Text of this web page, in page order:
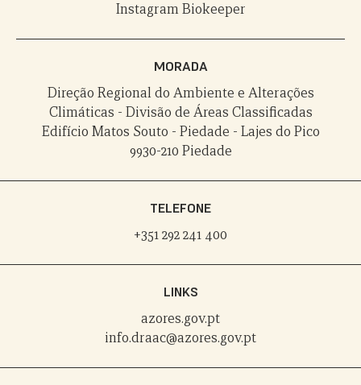
Instagram Biokeeper
MORADA
Direção Regional do Ambiente e Alterações
Climáticas - Divisão de Áreas Classificadas
Edifício Matos Souto - Piedade - Lajes do Pico
9930-210 Piedade
TELEFONE
+351 292 241 400
LINKS
azores.gov.pt
info.draac@azores.gov.pt